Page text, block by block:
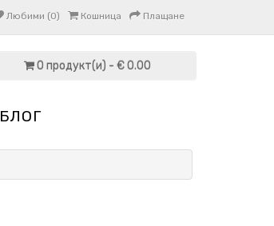
Любими (0) Кошница Плащане
0 продукт(и) - € 0.00
БЛОГ